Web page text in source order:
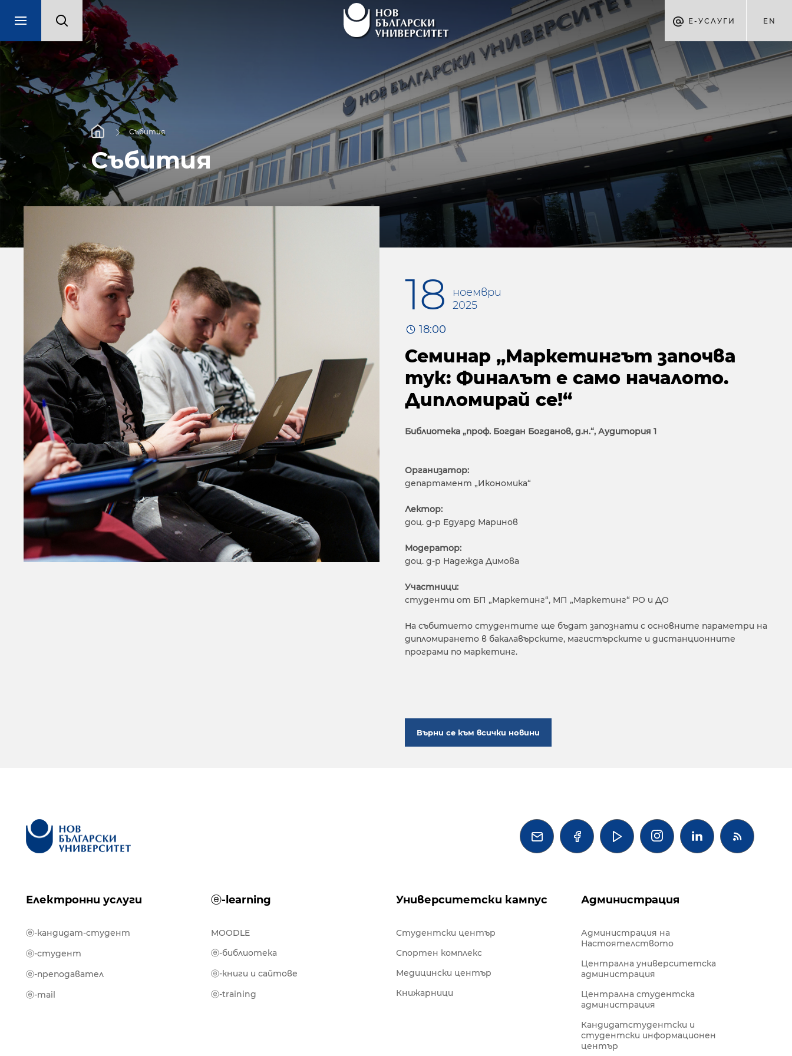
Е-УСЛУГИ EN
Събития
Събития
18
ноември
2025
18:00
Семинар „Маркетингът започва
тук: Финалът е само началото.
Дипломирай се!“
Библиотека „проф. Богдан Богданов, д.н.“, Аудитория 1
Организатор:
департамент „Икономика“
Лектор:
доц. д-р Едуард Маринов
Модератор:
доц. д-р Надежда Димова
Участници:
студенти от БП „Маркетинг“, МП „Маркетинг“ РО и ДО
На събитието студентите ще бъдат запознати с основните параметри на
дипломирането в бакалавърските, магистърските и дистанционните
програми по маркетинг.
Върни се към всички новини
   
Електронни услуги ⓔ-learning Университетски кампус Администрация
ⓔ-кандидат-студент
ⓔ-студент
ⓔ-преподавател
ⓔ-mail
MOODLE
ⓔ-библиотека
ⓔ-книги и сайтове
ⓔ-training
Студентски център
Спортен комплекс
Медицински център
Книжарници
Администрация на
Настоятелството
Централна университетска
администрация
Централна студентска
администрация
Кандидатстудентски и
студентски информационен
център